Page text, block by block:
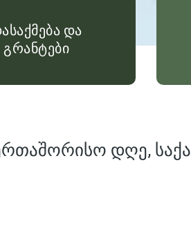
და
გრანტები
დღე,